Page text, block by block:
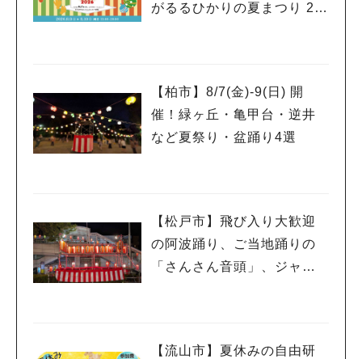
がるるひかりの夏まつり 20
【柏市】8/7(金)‐9(日) 開
催！緑ヶ丘・亀甲台・逆井
など夏祭り・盆踊り4選
【松戸市】飛び入り大歓迎
の阿波踊り、ご当地踊りの
「さんさん音頭」、ジャ
【流山市】夏休みの自由研